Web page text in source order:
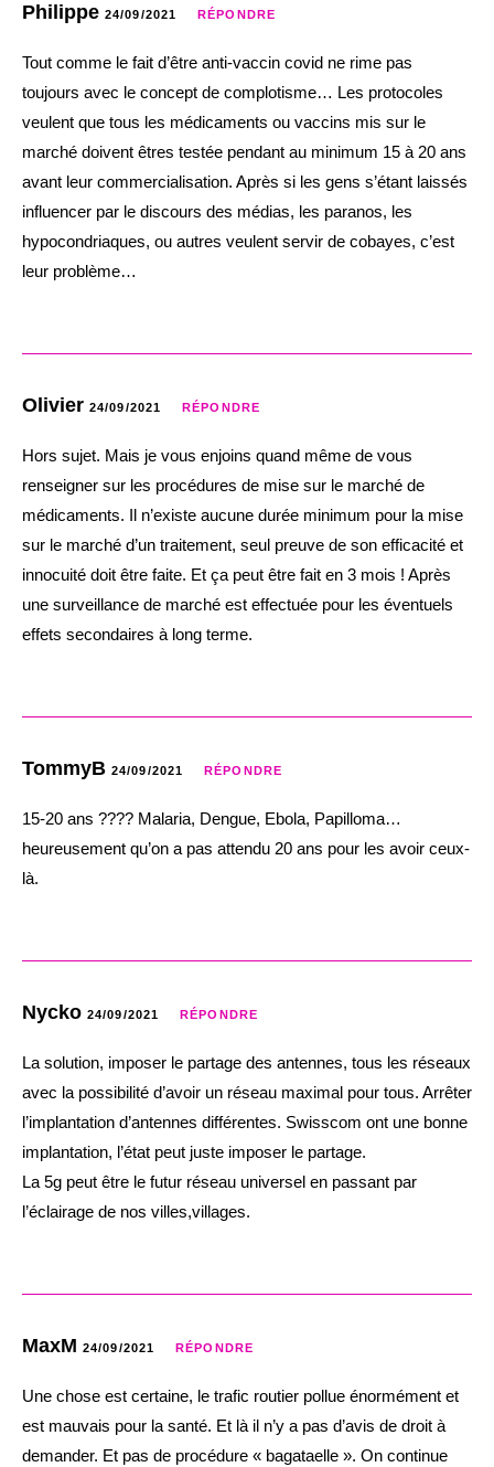
Philippe 24/09/2021 RÉPONDRE
Tout comme le fait d’être anti-vaccin covid ne rime pas
toujours avec le concept de complotisme… Les protocoles
veulent que tous les médicaments ou vaccins mis sur le
marché doivent êtres testée pendant au minimum 15 à 20 ans
avant leur commercialisation. Après si les gens s’étant laissés
influencer par le discours des médias, les paranos, les
hypocondriaques, ou autres veulent servir de cobayes, c’est
leur problème…
Olivier 24/09/2021 RÉPONDRE
Hors sujet. Mais je vous enjoins quand même de vous
renseigner sur les procédures de mise sur le marché de
médicaments. Il n’existe aucune durée minimum pour la mise
sur le marché d’un traitement, seul preuve de son efficacité et
innocuité doit être faite. Et ça peut être fait en 3 mois ! Après
une surveillance de marché est effectuée pour les éventuels
effets secondaires à long terme.
TommyB 24/09/2021 RÉPONDRE
15-20 ans ???? Malaria, Dengue, Ebola, Papilloma…
heureusement qu’on a pas attendu 20 ans pour les avoir ceux-
là.
Nycko 24/09/2021 RÉPONDRE
La solution, imposer le partage des antennes, tous les réseaux
avec la possibilité d’avoir un réseau maximal pour tous. Arrêter
l’implantation d’antennes différentes. Swisscom ont une bonne
implantation, l’état peut juste imposer le partage.
La 5g peut être le futur réseau universel en passant par
l’éclairage de nos villes,villages.
MaxM 24/09/2021 RÉPONDRE
Une chose est certaine, le trafic routier pollue énormément et
est mauvais pour la santé. Et là il n’y a pas d’avis de droit à
demander. Et pas de procédure « bagataelle ». On continue